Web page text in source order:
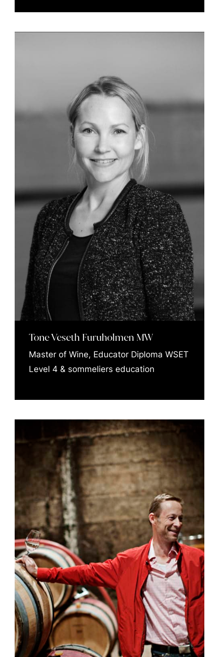
varighet (dag 1) og en teoretisk prøve over fem
laveste) og F for ikke bestått.
Studietur:
For studenter som ønsker å lære mer
om vinproduksjon tilbyr vi en studietur til en
vinproduserende region. Dette er en unik sjanse
til å få førstehånds kunnskap om vindyrking og
vinproduksjon. Turen inneholder besøk på
vingårder og foredrag holdt av dyktige aktører.
Deltakelse er frivillig og påmelding gjøres
forløpende, senest på første samling. Vi tar
forbehold om minimum 15 deltakere for å
gjennomføre turen. I 2025 går studieturen til
Tyskland uke 21. Studentene må selv dekke
utgifter til reise, opphold, bespisning etc. Dette
er estimert til ca. 8000 kr i dobbeltrom.
Tone Veseth Furuholmen MW
Master of Wine, Educator Diploma WSET
Level 4 & sommeliers education